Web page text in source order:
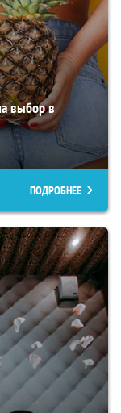
выбор в
ПОДРОБНЕЕ